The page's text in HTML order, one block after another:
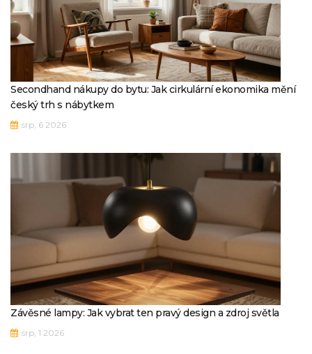
Secondhand nákupy do bytu: Jak cirkulární ekonomika mění
český trh s nábytkem
srp, 6 2026
Závěsné lampy: Jak vybrat ten pravý design a zdroj světla
srp, 1 2026